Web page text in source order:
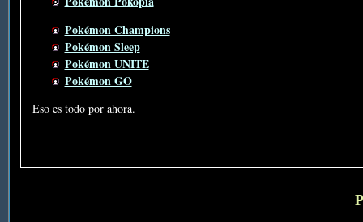
Pokémon Champions
Pokémon Sleep
Pokémon UNITE
Pokémon GO
Eso es todo por ahora.